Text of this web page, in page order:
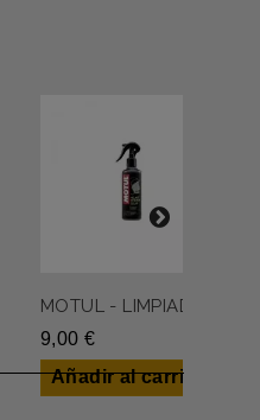
MOTUL - LIMPIADOR...
9,00 €
Añadir al carrito